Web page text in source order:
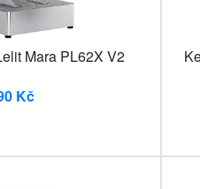
Mara PL62X V2
Kč